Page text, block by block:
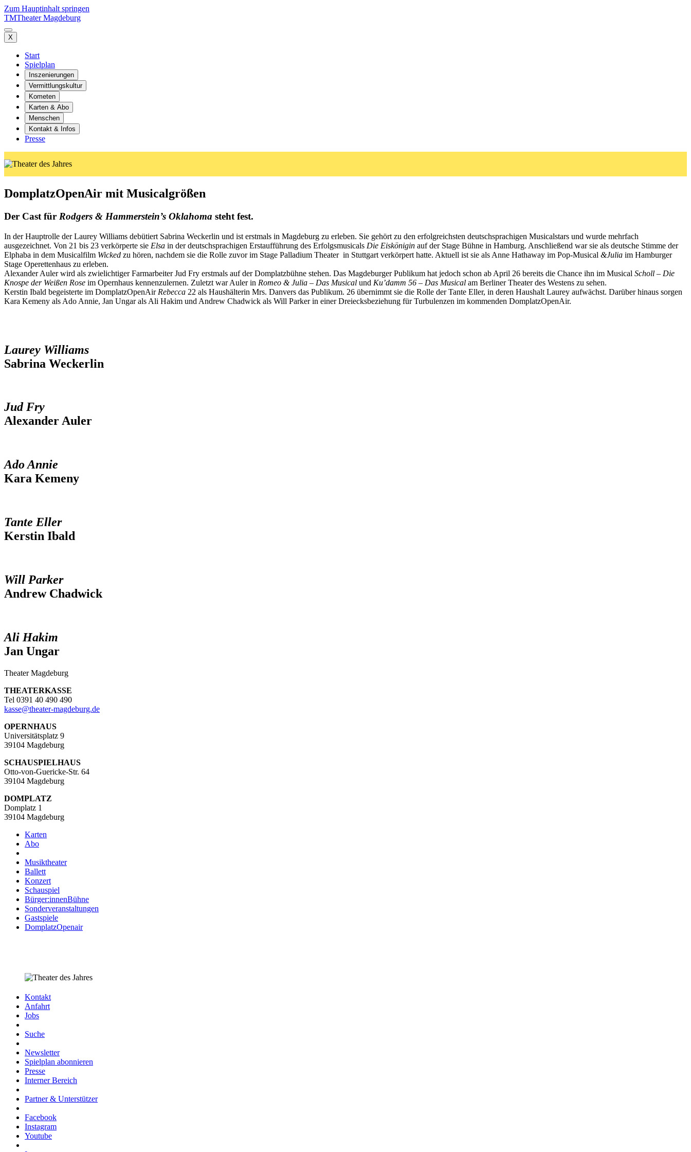
Zum Hauptinhalt springen
TMTheater Magdeburg
X
Start
Spielplan
Inszenierungen
Vermittlungskultur
Kometen
Karten & Abo
Menschen
Kontakt & Infos
Presse
DomplatzOpenAir mit Musicalgrößen
Der Cast für Rodgers & Hammerstein’s Oklahoma steht fest.
In der Hauptrolle der Laurey Williams debütiert Sabrina Weckerlin und ist erstmals in Magdeburg zu erleben. Sie gehört zu den erfolgreichsten deutschsprachigen Musicalstars und wurde mehrfach
ausgezeichnet. Von 21 bis 23 verkörperte sie Elsa in der deutschsprachigen Erstaufführung des Erfolgsmusicals Die Eiskönigin auf der Stage Bühne in Hamburg. Anschließend war sie als deutsche Stimme der
Elphaba in dem Musicalfilm Wicked zu hören, nachdem sie die Rolle zuvor im Stage Palladium Theater in Stuttgart verkörpert hatte. Aktuell ist sie als Anne Hathaway im Pop-Musical &Julia im Hamburger
Stage Operettenhaus zu erleben.
Alexander Auler wird als zwielichtiger Farmarbeiter Jud Fry erstmals auf der Domplatzbühne stehen. Das Magdeburger Publikum hat jedoch schon ab April 26 bereits die Chance ihn im Musical Scholl – Die
Knospe der Weißen Rose im Opernhaus kennenzulernen. Zuletzt war Auler in Romeo & Julia – Das Musical und Ku’damm 56 – Das Musical am Berliner Theater des Westens zu sehen.
Kerstin Ibald begeisterte im DomplatzOpenAir Rebecca 22 als Haushälterin Mrs. Danvers das Publikum. 26 übernimmt sie die Rolle der Tante Eller, in deren Haushalt Laurey aufwächst. Darüber hinaus sorgen
Kara Kemeny als Ado Annie, Jan Ungar als Ali Hakim und Andrew Chadwick als Will Parker in einer Dreiecksbeziehung für Turbulenzen im kommenden DomplatzOpenAir.
Laurey Williams
Sabrina Weckerlin
Jud Fry
Alexander Auler
Ado Annie
Kara Kemeny
Tante Eller
Kerstin Ibald
Will Parker
Andrew Chadwick
Ali Hakim
Jan Ungar
Theater Magdeburg
THEATERKASSE
Tel 0391 40 490 490
kasse@theater-magdeburg.de
OPERNHAUS
Universitätsplatz 9
39104 Magdeburg
SCHAUSPIELHAUS
Otto-von-Guericke-Str. 64
39104 Magdeburg
DOMPLATZ
Domplatz 1
39104 Magdeburg
Karten
Abo
Musiktheater
Ballett
Konzert
Schauspiel
Bürger:innenBühne
Sonderveranstaltungen
Gastspiele
DomplatzOpenair
Kontakt
Anfahrt
Jobs
Suche
Newsletter
Spielplan abonnieren
Presse
Interner Bereich
Partner & Unterstützer
Facebook
Instagram
Youtube